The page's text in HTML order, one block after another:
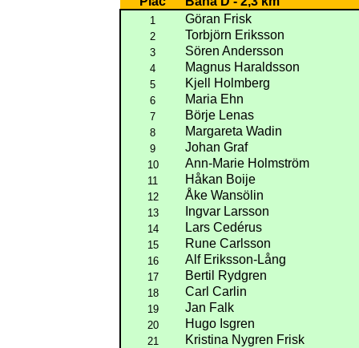
1 Göran Frisk
2 Torbjörn Eriksson
3 Sören Andersson
4 Magnus Haraldsson
5 Kjell Holmberg
6 Maria Ehn
7 Börje Lenas
8 Margareta Wadin
9 Johan Graf
10 Ann-Marie Holmström
11 Håkan Boije
12 Åke Wansölin
13 Ingvar Larsson
14 Lars Cedérus
15 Rune Carlsson
16 Alf Eriksson-Lång
17 Bertil Rydgren
18 Carl Carlin
19 Jan Falk
20 Hugo Isgren
21 Kristina Nygren Frisk